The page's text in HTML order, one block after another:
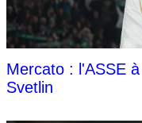
Mercato : l'ASSE
Svetlin